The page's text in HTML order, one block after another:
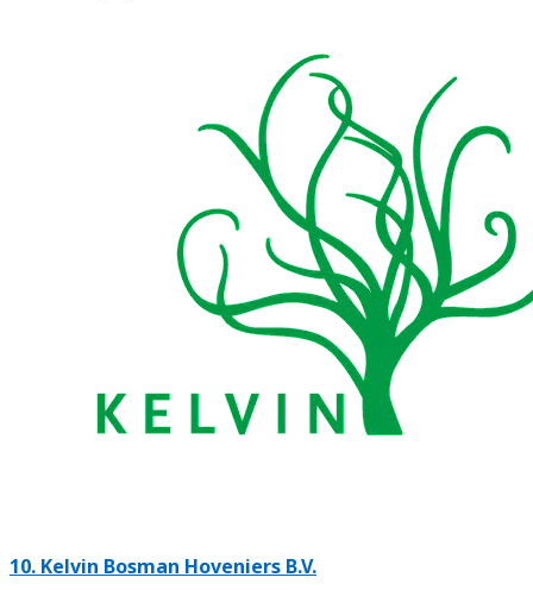
10. Kelvin Bosman Hoveniers B.V.